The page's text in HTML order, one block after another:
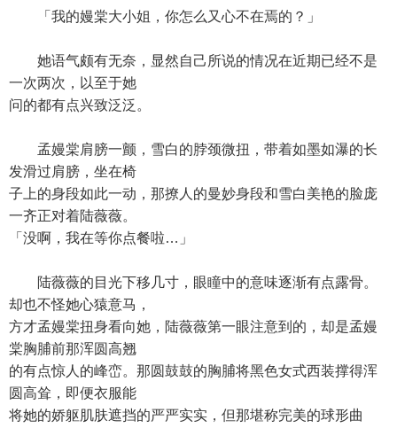
「我的嫚棠大小姐，你怎么又心不在焉的？」
她语气颇有无奈，显然自己所说的情况在近期已经不是
一次两次，以至于她
问的都有点兴致泛泛。
孟嫚棠肩膀一颤，雪白的脖颈微扭，带着如墨如瀑的长
发滑过肩膀，坐在椅
子上的身段如此一动，那撩人的曼妙身段和雪白美艳的脸庞
一齐正对着陆薇薇。
「没啊，我在等你点餐啦…」
陆薇薇的目光下移几寸，眼瞳中的意味逐渐有点露骨。
却也不怪她心猿意马，
方才孟嫚棠扭身看向她，陆薇薇第一眼注意到的，却是孟嫚
棠胸脯前那浑圆高翘
的有点惊人的峰峦。那圆鼓鼓的胸脯将黑色女式西装撑得浑
圆高耸，即便衣服能
将她的娇躯肌肤遮挡的严严实实，但那堪称完美的球形曲